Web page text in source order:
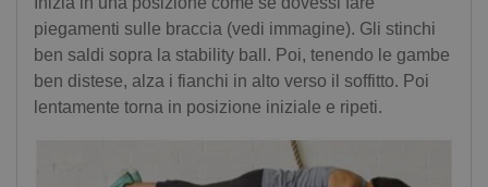
piegamenti sulle braccia (vedi immagine). Gli stinchi
ben saldi sopra la stability ball. Poi, tenendo le gambe
ben distese, alza i fianchi in alto verso il soffitto. Poi
lentamente torna in posizione iniziale e ripeti.